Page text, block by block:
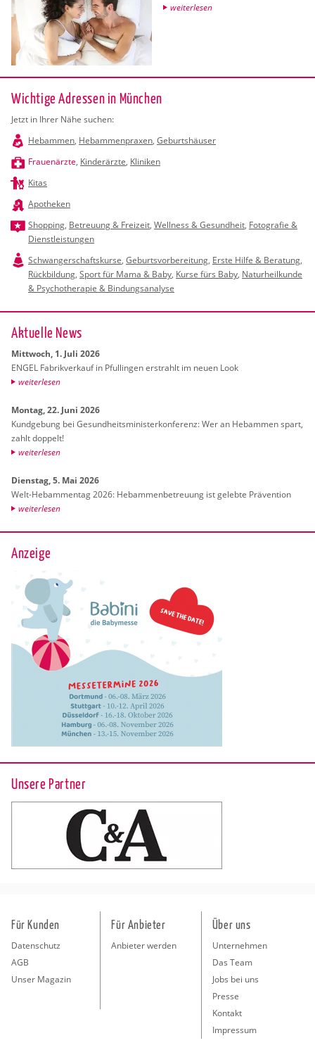
wei­ter­le­sen
Wichtige Adressen in München
Jetzt in Ihrer Nähe suchen:
Hebammen, Hebammenpraxen, Geburtshäuser
Frauenärzte, Kinderärzte, Kliniken
Kitas
Apotheken
Shopping, Betreuung & Freizeit, Wellness & Gesundheit, Fotografie &
Dienstleistungen
Schwangerschaftskurse, Geburtsvorbereitung, Erste Hilfe & Beratung,
Rückbildung, Sport für Mama & Baby, Kurse fürs Baby, Naturheilkunde
& Psychotherapie & Bindungsanalyse
Ak­tu­el­le News
Mitt­woch, 1. Juli 2026
ENGEL Fa­brik­ver­kauf in Pful­lin­gen er­strahlt im neuen Look
wei­ter­le­sen
Mon­tag, 22. Juni 2026
Kund­ge­bung bei Ge­sund­heits­mi­nis­ter­kon­fe­renz: Wer an Heb­am­men spart,
zahlt dop­pelt!
wei­ter­le­sen
Diens­tag, 5. Mai 2026
Welt-Heb­am­men­tag 2026: Heb­am­men­be­treu­ung ist ge­leb­te Prä­ven­ti­on
wei­ter­le­sen
Anzeige
Unsere Partner
Für Kunden
Datenschutz
AGB
Unser Magazin
Für Anbieter
Anbieter werden
Über uns
Unternehmen
Das Team
Jobs bei uns
Presse
Kontakt
Impressum